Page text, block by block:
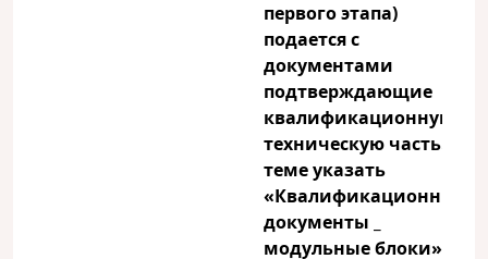
первого этапа)
подается с
документами
подтверждающие
квалификационную и
техническую часть. В
теме указать
«Квалификационные
документы _
модульные блоки»;